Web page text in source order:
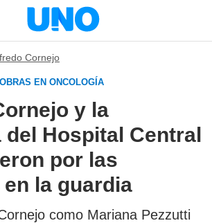
Cornejo
EN ONCOLOGÍA
y la
Hospital Central
por las
la guardia
como Mariana Pezzutti